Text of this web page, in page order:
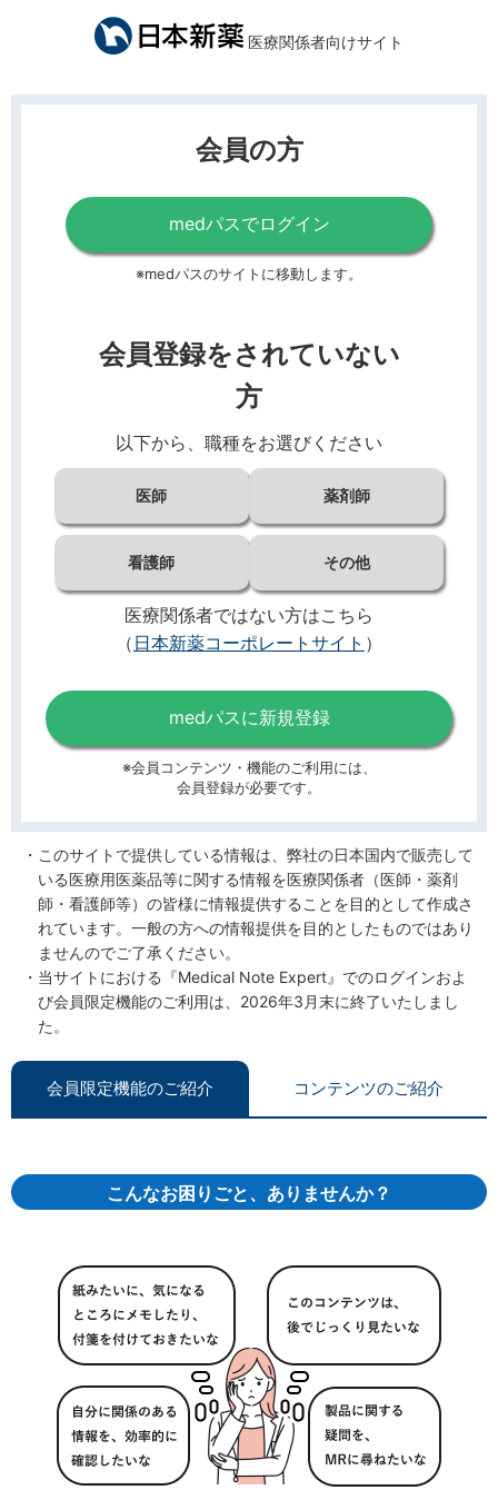
医療関係者向けサイト
会員の方
medパスでログイン
※medパスのサイトに移動します。
会員登録をされていない
方
以下から、職種をお選びください
医師 薬剤師
看護師 その他
医療関係者ではない方はこちら
（ 日本新薬コーポレートサイト ）
medパスに新規登録
※会員コンテンツ・機能のご利用には、
会員登録が必要です。
このサイトで提供している情報は、弊社の日本国内で販売して
いる医療用医薬品等に関する情報を医療関係者（医師・薬剤
師・看護師等）の皆様に情報提供することを目的として作成さ
れています。一般の方への情報提供を目的としたものではあり
ませんのでご了承ください。
当サイトにおける『Medical Note Expert』でのログインおよ
び会員限定機能のご利用は、2026年3月末に終了いたしまし
た。
会員限定機能のご紹介 コンテンツのご紹介
こんなお困りごと、ありませんか？